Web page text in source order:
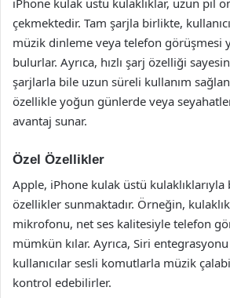
çekmektedir. Tam şarjla birlikte,
müzik dinleme veya telefon görüşmesi
bulurlar. Ayrıca, hızlı şarj özelliği
şarjlarla bile uzun süreli kullanım
özellikle yoğun günlerde veya
avantaj sunar.
Özel Özellikler
Apple, iPhone kulak üstü kulaklıklarıyla
özellikler sunmaktadır. Örneğin,
mikrofonu, net ses kalitesiyle telefon
mümkün kılar. Ayrıca, Siri
kullanıcılar sesli komutlarla müzik
kontrol edebilirler.